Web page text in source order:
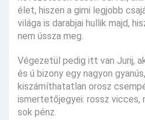
élet, hiszen a gimi legjobb
világa is darabjai hullik majd,
nem ússza meg.
Végezetül pedig itt van Jurij,
és ú bizony egy nagyon
kiszámíthatatlan orosz
ismertetőjegyei: rossz vicces,
sok pénz.